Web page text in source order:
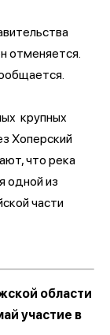
отменяется.
крупных
Хоперский
что река
одной из
части
области
участие в